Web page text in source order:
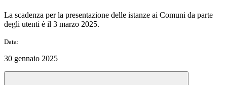
La scadenza per la presentazione delle istanze ai Comuni da parte
degli utenti è il 3 marzo 2025.
Data:
30 gennaio 2025